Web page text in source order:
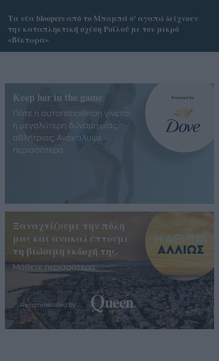
Τα νέα bloopers από το Μπαμπά σ' αγαπώ δείχνουν
την καταπληκτική σχέση Ροϊλού με τον μικρό
«Βίκτωρα»
Keep her in the game
Πότε η αυτοπεποίθηση γίνεται
η μεγαλύτερη δύναμη μίας
αθλήτριας; Ανακάλυψε
περισσότερα
Ξαναχτίζουμε την πόλη
μας και ανακαλύπτουμε
τη βιώσιμη εκδοχή της.
Μάθετε περισσότερα
Recommended by